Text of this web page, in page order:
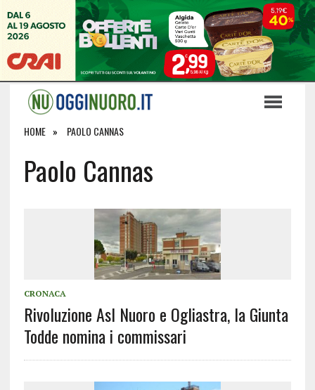
HOME PAOLO CANNAS
Paolo Cannas
CRONACA
Rivoluzione Asl Nuoro e Ogliastra, la Giunta
Todde nomina i commissari